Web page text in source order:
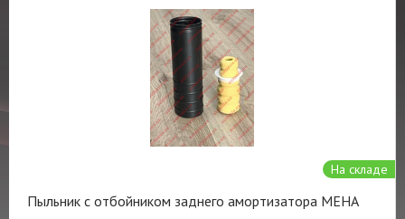
На складе
Пыльник с отбойником заднего амортизатора MEHA